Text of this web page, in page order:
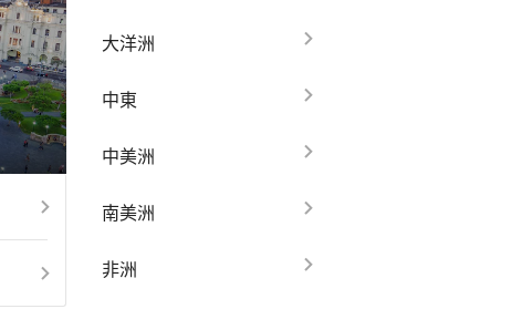
大洋洲
中東
中美洲
南美洲
非洲